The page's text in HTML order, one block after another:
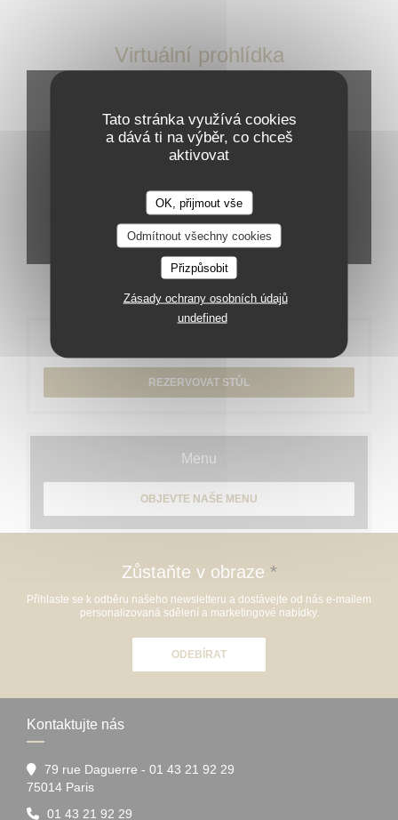
Tato stránka využívá cookies
a dává ti na výběr, co chceš
aktivovat
OK, přijmout vše
Odmítnout všechny cookies
Přizpůsobit
Zásady ochrany osobních údajů
undefined
Virtuální prohlídka
REZERVOVAT STŮL
Menu
OBJEVTE NAŠE MENU
Zůstaňte v obraze *
Přihlaste se k odběru našeho newsletteru a dostávejte od nás e-mailem
personalizovaná sdělení a marketingové nabídky.
ODEBÍRAT
Kontaktujte nás
79 rue Daguerre - 01 43 21 92 29
75014 Paris((otevře se v novém okně))
01 43 21 92 29